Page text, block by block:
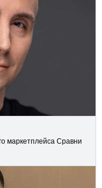
маркетплейса Сравни